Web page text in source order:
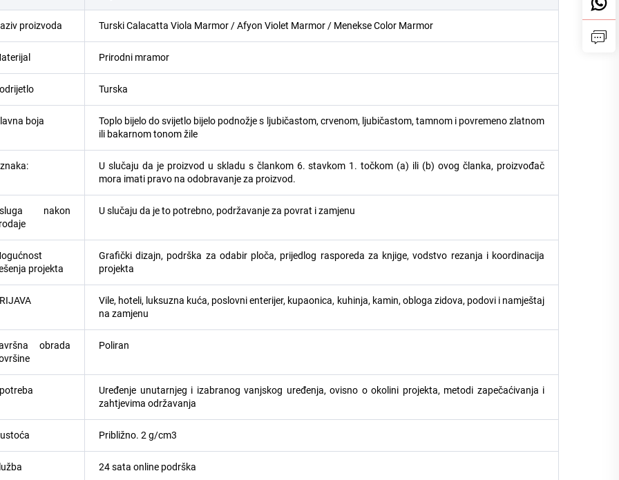
proizvoda Turski Calacatta Viola Marmor / Afyon Violet Marmor / Menekse Color Marmor
Prirodni mramor
Turska
boja
Toplo bijelo do svijetlo bijelo podnožje s ljubičastom, crvenom, ljubičastom, tamnom i povremeno zlatnom
ili bakarnom tonom žile
U slučaju da je proizvod u skladu s člankom 6. stavkom 1. točkom (a) ili (b) ovog članka, proizvođač
mora imati pravo na odobravanje za proizvod.
nakon
U slučaju da je to potrebno, podržavanje za povrat i zamjenu
projekta
Grafički dizajn, podrška za odabir ploča, prijedlog rasporeda za knjige, vodstvo rezanja i koordinacija
projekta
Vile, hoteli, luksuzna kuća, poslovni enterijer, kupaonica, kuhinja, kamin, obloga zidova, podovi i namještaj
na zamjenu
obrada
Poliran
Uređenje unutarnjeg i izabranog vanjskog uređenja, ovisno o okolini projekta, metodi zapečaćivanja i
zahtjevima održavanja
Približno. 2 g/cm3
24 sata online podrška